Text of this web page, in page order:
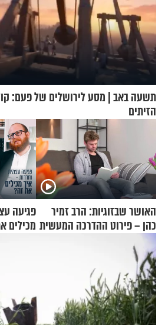
תשעה באב | מסע לירושלים של פעם:
הזיתים
האושר שבזוגיות: הרב זמיר
כהן – פירוט ההדרכה המעשית
פגיעה
מכילים
הפעם